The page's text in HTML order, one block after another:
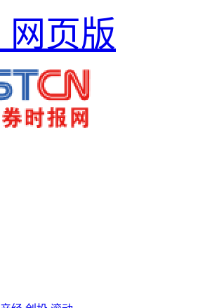
网页版